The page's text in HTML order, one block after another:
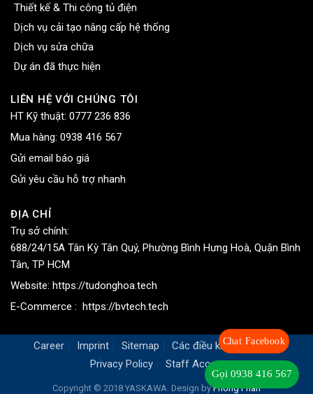
Chat Facebook
Gọi 0938 416 567
Thiết kế & Thi công tủ điện
Dịch vụ cải tạo nâng cấp hệ thống
Dịch vụ sửa chữa
Dự án đã thực hiện
LIÊN HỆ VỚI CHÚNG TÔI
HT Kỹ thuật: 0777 236 836
Mua hàng: 0938 416 567
Gửi email báo giá
Gửi yêu cầu hỗ trợ nhanh
ĐỊA CHỈ
Trụ sở chính:
688/24/15A Tân Kỳ Tân Quý, Phường Bình Hưng Hoà, Quận Bình
Tân, TP HCM
Website: https://tudonghoa.tech
E-Commerce : https://bvtech.tech
Career Imprint Sitemap
Các điều khoản chung
Privacy Policy
Staff Access
Copyright © 2018 YASKAWA. Design byPhong Phan